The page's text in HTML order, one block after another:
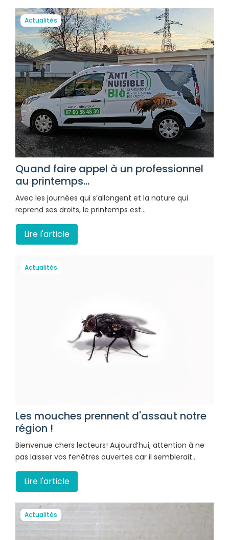
Actualités
Quand faire appel à un professionnel
au printemps...
Avec les journées qui s’allongent et la nature qui
reprend ses droits, le printemps est…
Lire l'article
Actualités
Les mouches prennent d'assaut notre
région !
Bienvenue chers lecteurs! Aujourd’hui, attention à ne
pas laisser vos fenêtres ouvertes car il semblerait…
Lire l'article
Actualités